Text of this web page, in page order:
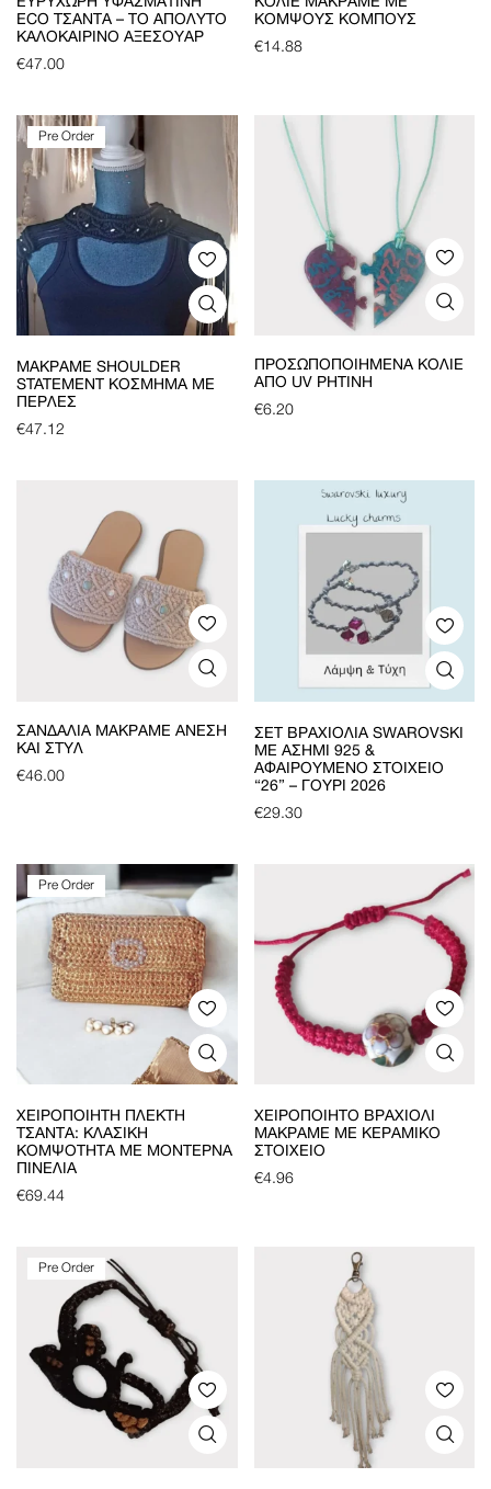
ECO ΤΣΆΝΤΑ – ΤΟ ΑΠΌΛΥΤΟ
ΚΑΛΟΚΑΙΡΙΝΌ ΑΞΕΣΟΥΆΡ
€47.00
ΚΟΜΨΟΎΣ ΚΌΜΠΟΥΣ
€14.88
Pre Order
ΜΑΚΡΑΜΈ SHOULDER
STATEMENT ΚΌΣΜΗΜΑ ΜΕ
ΠΈΡΛΕΣ
€47.12
ΠΡΟΣΩΠΟΠΟΙΗΜΈΝΑ ΚΟΛΙΈ
ΑΠΌ UV ΡΗΤΊΝΗ
€6.20
ΣΑΝΔΆΛΙΑ ΜΑΚΡΑΜΈ ΆΝΕΣΗ
ΚΑΙ ΣΤΥΛ
€46.00
ΣΕΤ ΒΡΑΧΙΌΛΙΑ SWAROVSKI
ΜΕ ΑΣΉΜΙ 925 &
ΑΦΑΙΡΟΎΜΕΝΟ ΣΤΟΙΧΕΊΟ
“26” – ΓΟΎΡΙ 2026
€29.30
Pre Order
ΧΕΙΡΟΠΟΊΗΤΗ ΠΛΕΚΤΉ
ΤΣΆΝΤΑ: ΚΛΑΣΙΚΉ
ΚΟΜΨΌΤΗΤΑ ΜΕ ΜΟΝΤΈΡΝΑ
ΠΙΝΕΛΙΆ
€69.44
ΧΕΙΡΟΠΟΊΗΤΟ ΒΡΑΧΙΌΛΙ
ΜΑΚΡΑΜΈ ΜΕ ΚΕΡΑΜΙΚΌ
ΣΤΟΙΧΕΊΟ
€4.96
Pre Order